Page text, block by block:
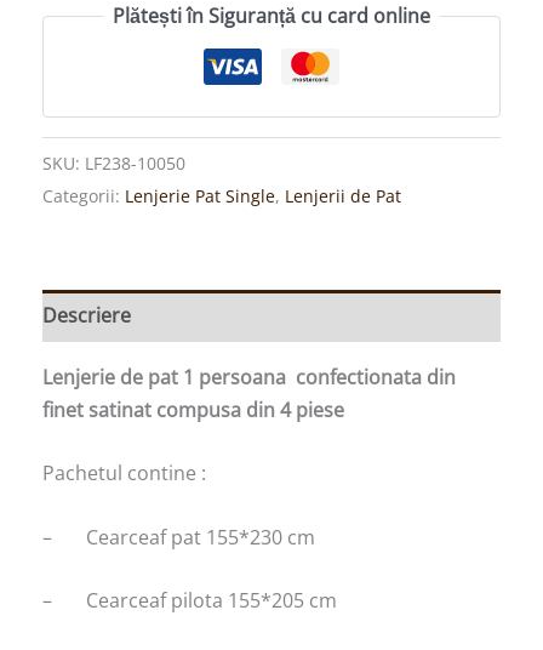
Plătești în Siguranță cu card online
SKU: LF238-10050
Categorii: Lenjerie Pat Single, Lenjerii de Pat
Descriere
Lenjerie de pat 1 persoana confectionata din
finet satinat compusa din 4 piese
Pachetul contine :
– Cearceaf pat 155*230 cm
– Cearceaf pilota 155*205 cm